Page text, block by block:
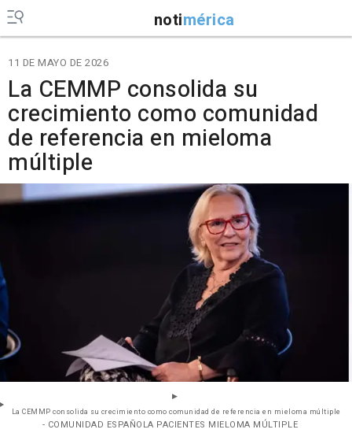
notimérica
11 DE MAYO DE 2026
La CEMMP consolida su
crecimiento como comunidad
de referencia en mieloma
múltiple
La CEMMP consolida su crecimiento como comunidad de referencia en mieloma múltiple
- COMUNIDAD ESPAÑOLA PACIENTES MIELOMA MÚLTIPLE